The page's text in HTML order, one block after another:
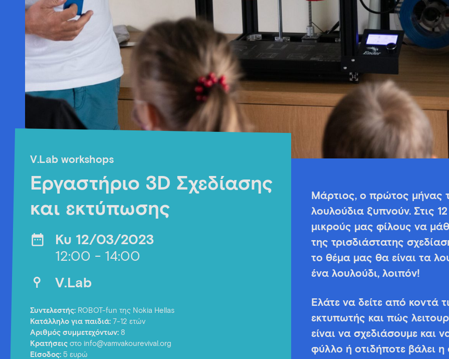
V.Lab workshops
Εργαστήριο 3D Σχεδίασης
και εκτύπωσης
Κυ 12/03/2023
12:00 - 14:00
V.Lab
Συντελεστής: ROBOT-fun της Nokia Hellas
Κατάλληλο για παιδιά: 7-12 ετών
Αριθμός συμμετεχόντων: 8
Κρατήσεις στο info@vamvakourevival.org
Είσοδος: 5 ευρώ
Μάρτιος, ο πρώτος μήνας
λουλούδια ξυπνούν. Στις
μικρούς μας φίλους να
της τρισδιάστατης
το θέμα μας θα είναι τα
ένα λουλούδι, λοιπόν!
Ελάτε να δείτε από κοντά
εκτυπωτής και πώς
είναι να σχεδιάσουμε και
φύλλο ή οτιδήποτε βάλει